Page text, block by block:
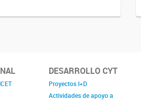
DESARROLLO CYT
Proyectos I+D
Actividades de apoyo a